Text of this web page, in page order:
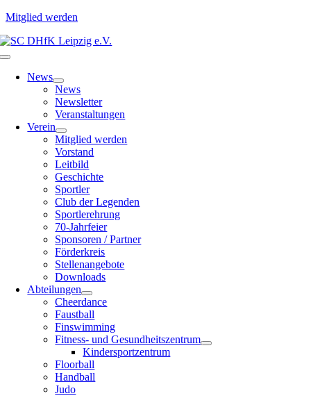
Mitglied werden
Zum
Inhalt
Toggle
NavigationNews
News
Newsletter
Veranstaltungen
Verein
Mitglied werden
Vorstand
Leitbild
Geschichte
Sportler
Club der Legenden
Sportlerehrung
70-Jahrfeier
Sponsoren / Partner
Förderkreis
Stellenangebote
Downloads
Abteilungen
Cheerdance
Faustball
Finswimming
Fitness- und Gesundheitszentrum
Kindersportzentrum
Floorball
Handball
Judo